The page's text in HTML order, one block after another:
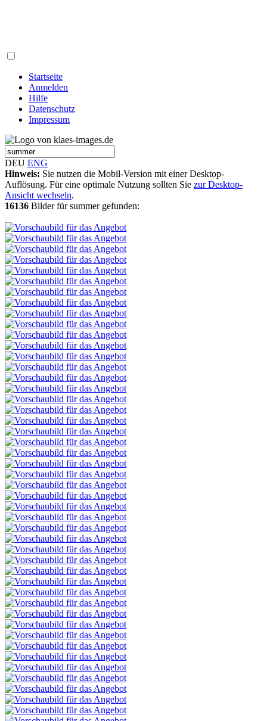
Startseite
Anmelden
Hilfe
Datenschutz
Impressum
DEU ENG
Hinweis: Sie nutzen die Mobil-Version mit einer Desktop-
Auflösung. Für eine optimale Nutzung sollten Sie zur Desktop-
Ansicht wechseln.
16136 Bilder für summer gefunden: